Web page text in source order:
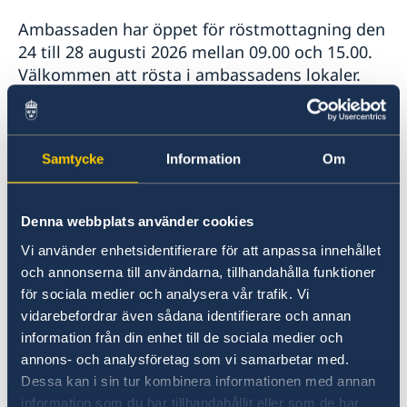
Samtycke Information Om
Denna webbplats använder cookies
Vi använder enhetsidentifierare för att anpassa innehållet
och annonserna till användarna, tillhandahålla funktioner
för sociala medier och analysera vår trafik. Vi
vidarebefordrar även sådana identifierare och annan
information från din enhet till de sociala medier och
annons- och analysföretag som vi samarbetar med.
Dessa kan i sin tur kombinera informationen med annan
information som du har tillhandahållit eller som de har
Naturförhållanden och katastrofer
In- och utresebestämmelser
Hälso- och sjukvård
Kriminalitet och personlig säkerhet
Trafiksäkerhet
Resa i landet
Ambassaden har öppet för röstmottagning den
24 till 28 augusti 2026 mellan 09.00 och 15.00.
Välkommen att rösta i ambassadens lokaler.
Förtidsrösta i Dubai
Ambassaden har öppet för röstmottagning vid
norska Sjömanskyrkan i Dubai den 27 augusti
kl. 10.00 till 20.00 och den 28 augusti kl. 08.00
Brevrösta
Alla som befinner sig utomlands kan brevrösta.
Du kan få material för brevröstning genom att
beställa från Valmyndigheten eller hämta på
ambassaden.